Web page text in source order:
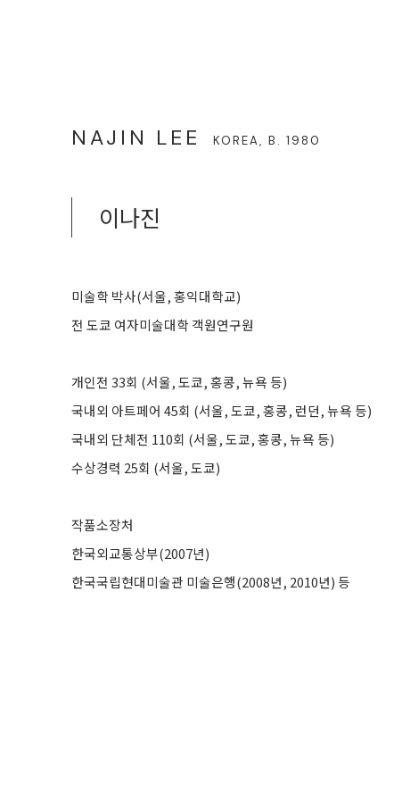
NAJIN LEE KOREA, B. 1980
이나진
미술학 박사(서울, 홍익대학교)
전 도쿄 여자미술대학 객원연구원
개인전 33회 (서울, 도쿄, 홍콩, 뉴욕 등)
국내외 아트페어 45회 (서울, 도쿄, 홍콩, 런던, 뉴욕 등)
국내외 단체전 110회 (서울, 도쿄, 홍콩, 뉴욕 등)
수상경력 25회 (서울, 도쿄)
작품소장처
한국외교통상부(2007년)
한국국립현대미술관 미술은행(2008년, 2010년) 등